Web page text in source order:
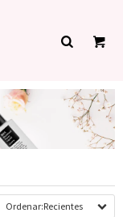
Recientes